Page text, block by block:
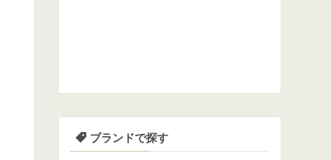
ブランドで探す